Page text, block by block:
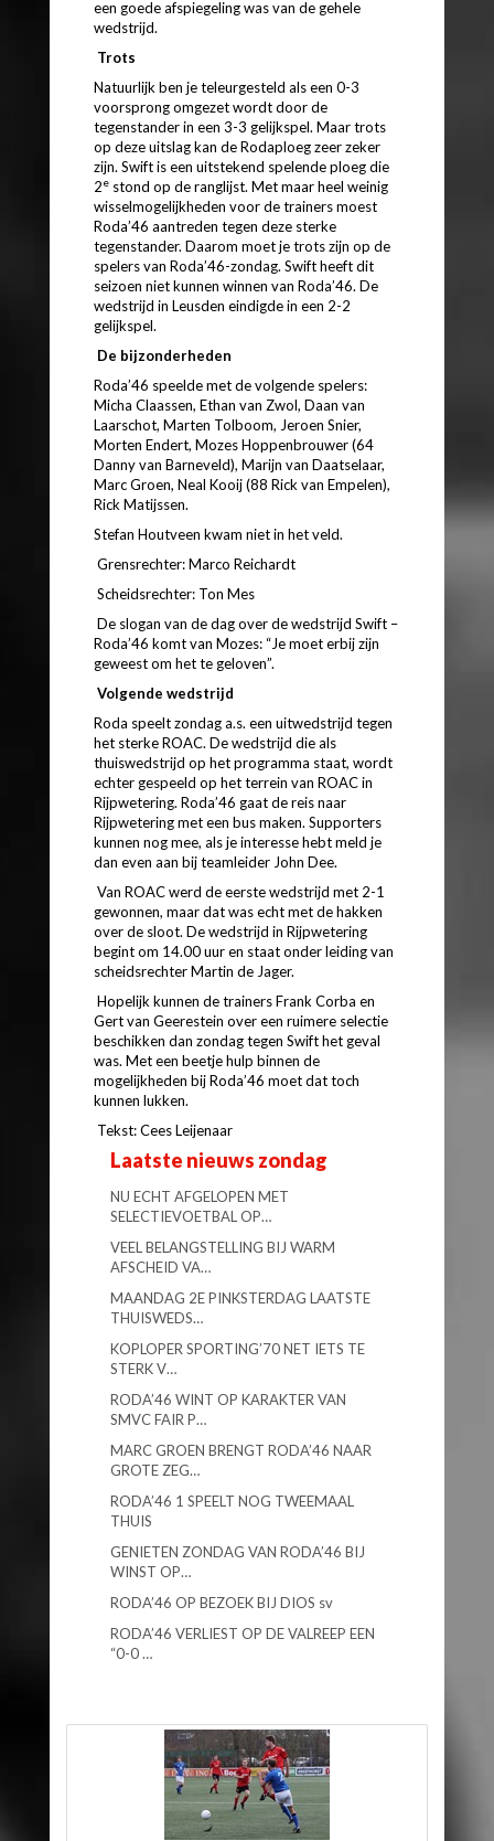
een goede afspiegeling was van de gehele
wedstrijd.
Trots
Natuurlijk ben je teleurgesteld als een 0-3
voorsprong omgezet wordt door de
tegenstander in een 3-3 gelijkspel. Maar trots
op deze uitslag kan de Rodaploeg zeer zeker
zijn. Swift is een uitstekend spelende ploeg die
2e stond op de ranglijst. Met maar heel weinig
wisselmogelijkheden voor de trainers moest
Roda’46 aantreden tegen deze sterke
tegenstander. Daarom moet je trots zijn op de
spelers van Roda’46-zondag. Swift heeft dit
seizoen niet kunnen winnen van Roda’46. De
wedstrijd in Leusden eindigde in een 2-2
gelijkspel.
De bijzonderheden
Roda’46 speelde met de volgende spelers:
Micha Claassen, Ethan van Zwol, Daan van
Laarschot, Marten Tolboom, Jeroen Snier,
Morten Endert, Mozes Hoppenbrouwer (64
Danny van Barneveld), Marijn van Daatselaar,
Marc Groen, Neal Kooij (88 Rick van Empelen),
Rick Matijssen.
Stefan Houtveen kwam niet in het veld.
Grensrechter: Marco Reichardt
Scheidsrechter: Ton Mes
De slogan van de dag over de wedstrijd Swift –
Roda’46 komt van Mozes: “Je moet erbij zijn
geweest om het te geloven”.
Volgende wedstrijd
Roda speelt zondag a.s. een uitwedstrijd tegen
het sterke ROAC. De wedstrijd die als
thuiswedstrijd op het programma staat, wordt
echter gespeeld op het terrein van ROAC in
Rijpwetering. Roda’46 gaat de reis naar
Rijpwetering met een bus maken. Supporters
kunnen nog mee, als je interesse hebt meld je
dan even aan bij teamleider John Dee.
Van ROAC werd de eerste wedstrijd met 2-1
gewonnen, maar dat was echt met de hakken
over de sloot. De wedstrijd in Rijpwetering
begint om 14.00 uur en staat onder leiding van
scheidsrechter Martin de Jager.
Hopelijk kunnen de trainers Frank Corba en
Gert van Geerestein over een ruimere selectie
beschikken dan zondag tegen Swift het geval
was. Met een beetje hulp binnen de
mogelijkheden bij Roda’46 moet dat toch
kunnen lukken.
Tekst: Cees Leijenaar
Laatste nieuws zondag
NU ECHT AFGELOPEN MET
SELECTIEVOETBAL OP…
VEEL BELANGSTELLING BIJ WARM
AFSCHEID VA…
MAANDAG 2E PINKSTERDAG LAATSTE
THUISWEDS…
KOPLOPER SPORTING’70 NET IETS TE
STERK V…
RODA’46 WINT OP KARAKTER VAN
SMVC FAIR P…
MARC GROEN BRENGT RODA’46 NAAR
GROTE ZEG…
RODA’46 1 SPEELT NOG TWEEMAAL
THUIS
GENIETEN ZONDAG VAN RODA’46 BIJ
WINST OP…
RODA’46 OP BEZOEK BIJ DIOS sv
RODA’46 VERLIEST OP DE VALREEP EEN
“0-0 …